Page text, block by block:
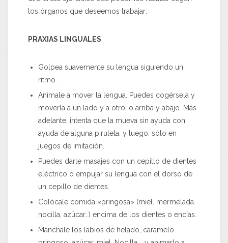
los órganos que deseemos trabajar:
PRAXIAS LINGUALES
Golpea suavemente su lengua siguiendo un
ritmo.
Anímale a mover la lengua. Puedes cogérsela y
moverla a un lado y a otro, o arriba y abajo. Más
adelante, intenta que la mueva sin ayuda con
ayuda de alguna piruleta, y luego, sólo en
juegos de imitación.
Puedes darle masajes con un cepillo de dientes
eléctrico o empujar su lengua con el dorso de
un cepillo de dientes.
Colócale comida «pringosa» (miel. mermelada.
nocilla, azúcar…) encima de los dientes o encías.
Mánchale los labios de helado, caramelo